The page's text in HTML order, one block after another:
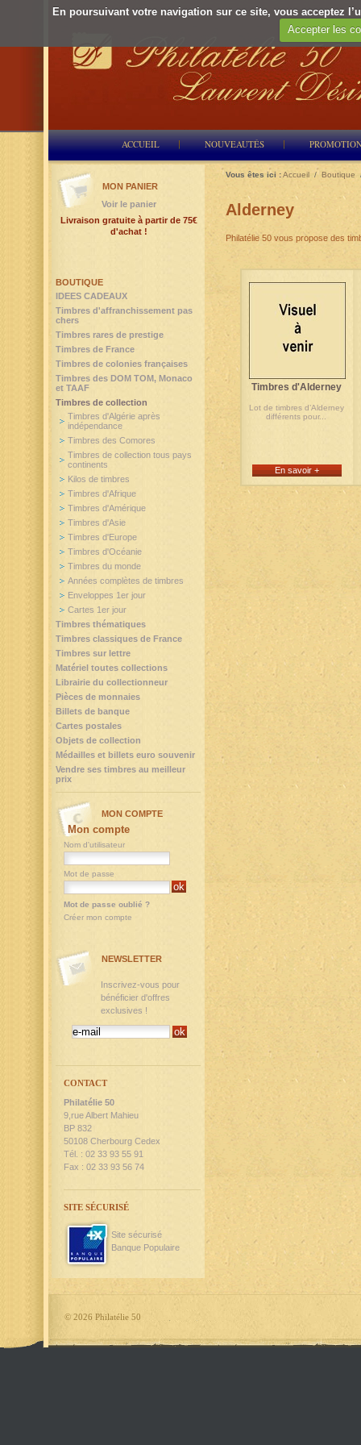
En poursuivant votre navigation sur ce site, vous acceptez
Accepter les
ACCUEIL NOUVEAUTÉS
Vous êtes ici :Accueil / Boutique
Alderney
Philatélie 50 vous propose des
Timbres d'Alderney
Lot de timbres d’Alderney
différents pour...
En savoir +
BOUTIQUE
IDEES CADEAUX
Timbres d'affranchissement pas
chers
Timbres rares de prestige
Timbres de France
Timbres de colonies françaises
Timbres des DOM TOM, Monaco
et TAAF
Timbres de collection
Timbres d'Algérie après
indépendance
Timbres des Comores
Timbres de collection tous pays
continents
Kilos de timbres
Timbres d'Afrique
Timbres d'Amérique
Timbres d'Asie
Timbres d'Europe
Timbres d'Océanie
Timbres du monde
Années complètes de timbres
Enveloppes 1er jour
Cartes 1er jour
Timbres thématiques
Timbres classiques de France
Timbres sur lettre
Matériel toutes collections
Librairie du collectionneur
Pièces de monnaies
Billets de banque
Cartes postales
Objets de collection
Médailles et billets euro souvenir
Vendre ses timbres au meilleur
prix
MON PANIER
Voir le panier
Livraison gratuite à partir de 75€
d'achat !
MON COMPTE
Mon compte
Nom d'utilisateur
Mot de passe
Mot de passe oublié ?
Créer mon compte
NEWSLETTER
Inscrivez-vous pour
bénéficier d'offres
exclusives !
CONTACT
Philatélie 50
9,rue Albert Mahieu
BP 832
50108 Cherbourg Cedex
Tél. : 02 33 93 55 91
Fax : 02 33 93 56 74
SITE SÉCURISÉ
Site sécurisé
Banque Populaire
© 2026 Philatélie 50